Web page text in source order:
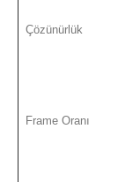
Çözünürlük
Frame Oranı